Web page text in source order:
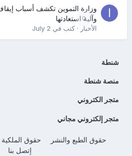
0
وزارة التموين تكشف أسباب إيقاف
وآلية استعادتها
الأخبار· كتب في July 2
شنطة
منصة شنطة
متجر الكتروني
متجر إلكتروني مجاني
حقوق الطبع والنشر حقوق الملكية
إتصل بنا